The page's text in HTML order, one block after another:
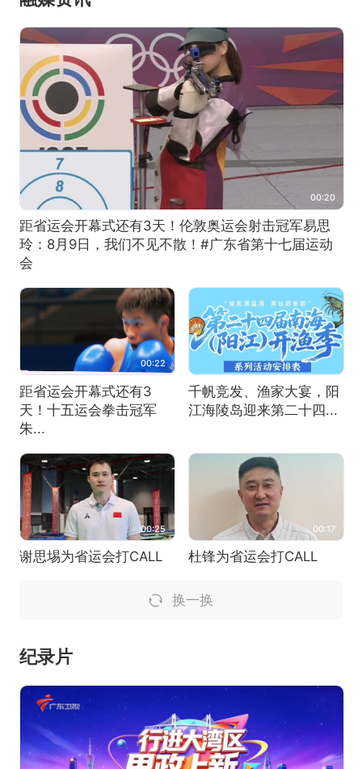
00:20
距省运会开幕式还有3天！伦敦奥运会射击冠军易思
玲：8月9日，我们不见不散！#广东省第十七届运动
会
00:22
距省运会开幕式还有3
天！十五运会拳击冠军
朱...
千帆竞发、渔家大宴，阳
江海陵岛迎来第二十四...
00:25
谢思埸为省运会打CALL
00:17
杜锋为省运会打CALL
换一换
纪录片